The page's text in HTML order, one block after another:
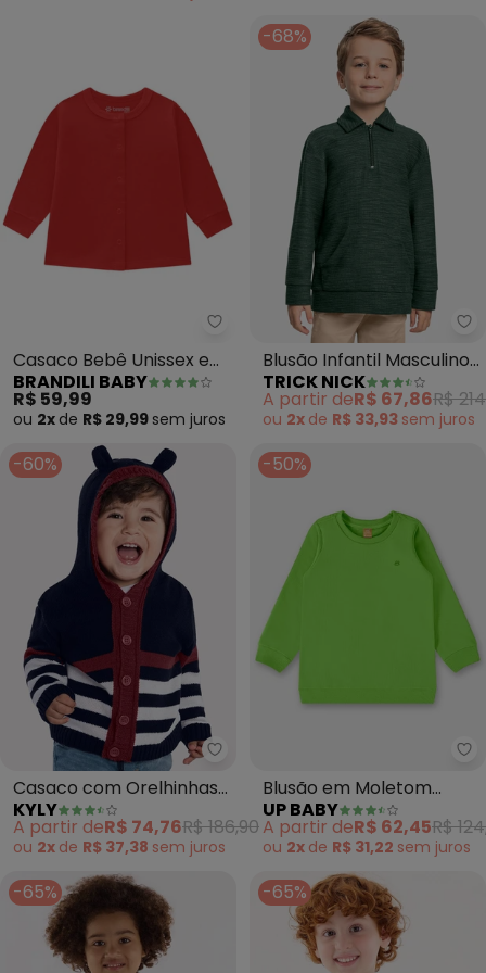
Brandili Baby - Casaco Bebê
Casaco Bebê Unissex em
Cotton (Vermelho)
BRANDILI BABY
R$ 59,99
ou 2x de R$ 29,99 sem juros
-68%
Blusão Infantil Masculino
(Verde)
TRICK NICK
A partir deR$ 67,86R$
ou 2x de R$ 33,93 sem juros
-60%
Kyly - Casaco com Orelhinhas
Casaco com Orelhinhas
Infantil Menino (Azul)
KYLY
A partir deR$ 74,76R$ 186,90
ou 2x de R$ 37,38 sem juros
-50%
Blusão em Moletom
Infantil Menino (Verde)
UP BABY
A partir deR$ 62,45R$
ou 2x de R$ 31,22 sem juros
-65% -65%